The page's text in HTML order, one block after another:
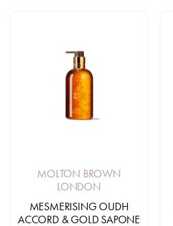
MOLTON BROWN
LONDON
MESMERISING OUDH
ACCORD & GOLD SAPONE